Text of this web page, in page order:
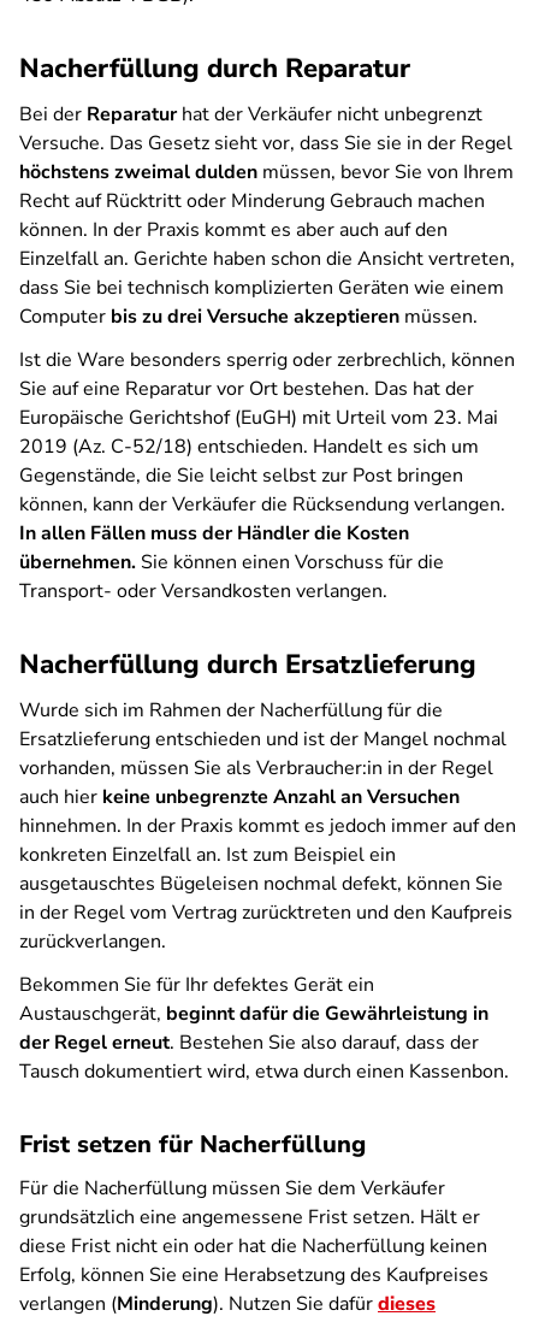
Nacherfüllung durch Reparatur
Bei der Reparaturhat der Verkäufer nicht unbegrenzt
Versuche. Das Gesetz sieht vor, dass Sie sie in der Regel
höchstens zweimal dulden müssen, bevor Sie von Ihrem
Recht auf Rücktritt oder Minderung Gebrauch machen
können. In der Praxis kommt es aber auch auf den
Einzelfall an. Gerichte haben schon die Ansicht vertreten,
dass Sie bei technisch komplizierten Geräten wie einem
Computer bis zu drei Versuche akzeptieren müssen.
Ist die Ware besonders sperrig oder zerbrechlich, können
Sie auf eine Reparatur vor Ort bestehen. Das hat der
Europäische Gerichtshof (EuGH) mit Urteil vom 23. Mai
2019 (Az. C-52/18) entschieden. Handelt es sich um
Gegenstände, die Sie leicht selbst zur Post bringen
können, kann der Verkäufer die Rücksendung verlangen.
In allen Fällen muss der Händler die Kosten
übernehmen. Sie können einen Vorschuss für die
Transport- oder Versandkosten verlangen.
Nacherfüllung durch Ersatzlieferung
Wurde sich im Rahmen der Nacherfüllung für die
Ersatzlieferung entschieden und ist der Mangel nochmal
vorhanden, müssen Sie als Verbraucher:in in der Regel
auch hier keine unbegrenzte Anzahl an Versuchen
hinnehmen. In der Praxis kommt es jedoch immer auf den
konkreten Einzelfall an. Ist zum Beispiel ein
ausgetauschtes Bügeleisen nochmal defekt, können Sie
in der Regel vom Vertrag zurücktreten und den Kaufpreis
zurückverlangen.
Bekommen Sie für Ihr defektes Gerät ein
Austauschgerät, beginnt dafür die Gewährleistung in
der Regel erneut. Bestehen Sie also darauf, dass der
Tausch dokumentiert wird, etwa durch einen Kassenbon.
Frist setzen für Nacherfüllung
Für die Nacherfüllung müssen Sie dem Verkäufer
grundsätzlich eine angemessene Frist setzen. Hält er
diese Frist nicht ein oder hat die Nacherfüllung keinen
Erfolg, können Sie eine Herabsetzung des Kaufpreises
verlangen (Minderung). Nutzen Sie dafürdieses